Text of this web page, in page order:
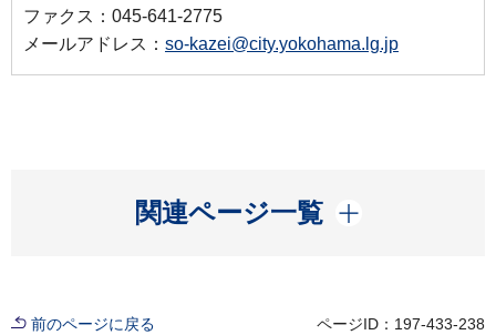
ファクス：045-641-2775
メールアドレス： so-kazei@city.yokohama.lg.jp
関連ページ一覧
開く
前のページに戻る ページID：197-433-238